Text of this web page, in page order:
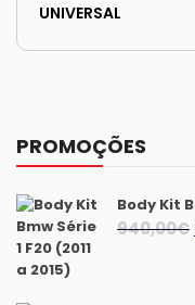
UNIVERSAL
PROMOÇÕES
Body Kit
940,00€